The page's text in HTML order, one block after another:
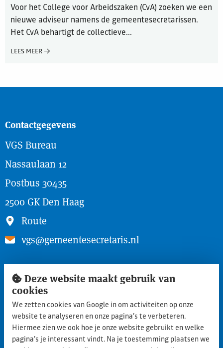
Voor het College voor Arbeidszaken (CvA) zoeken we een
nieuwe adviseur namens de gemeentesecretarissen.
Het CvA behartigt de collectieve...
LEES MEER
Contactgegevens
VGS Bureau
Nassaulaan 12
Postbus 30435
2500 GK Den Haag
Route
vgs@gemeentesecretaris.nl
Snel naar
Inloggen ledengedeelte
Lid worden
Aanmelden nieuwe leden
Deze website maakt gebruik van
cookies
We zetten cookies van Google in om activiteiten op onze
website te analyseren en onze pagina’s te verbeteren.
Hiermee zien we ook hoe je onze website gebruikt en welke
pagina’s je interessant vindt. Na je toestemming plaatsen we